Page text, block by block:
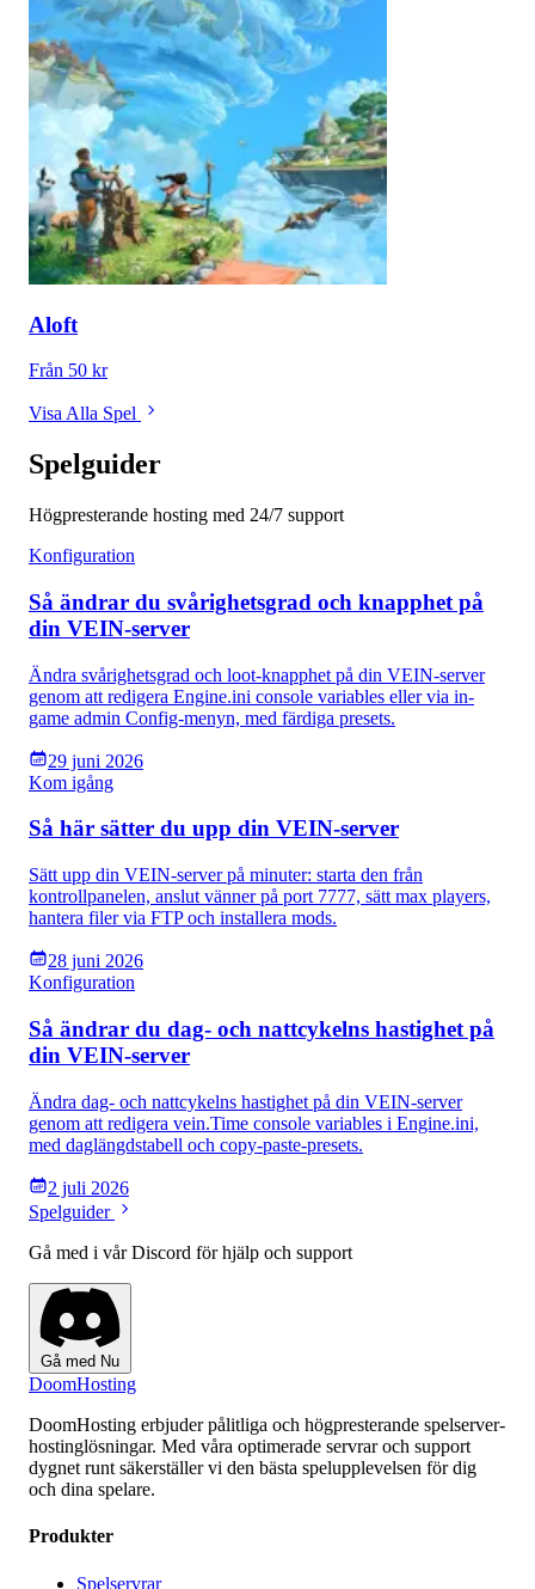
Aloft
Från 50 kr
Visa Alla Spel
Spelguider
Högpresterande hosting med 24/7 support
Konfiguration
Så ändrar du svårighetsgrad och knapphet på
din VEIN-server
Ändra svårighetsgrad och loot-knapphet på din VEIN-server
genom att redigera Engine.ini console variables eller via in-
game admin Config-menyn, med färdiga presets.
29 juni 2026
Kom igång
Så här sätter du upp din VEIN-server
Sätt upp din VEIN-server på minuter: starta den från
kontrollpanelen, anslut vänner på port 7777, sätt max players,
hantera filer via FTP och installera mods.
28 juni 2026
Konfiguration
Så ändrar du dag- och nattcykelns hastighet på
din VEIN-server
Ändra dag- och nattcykelns hastighet på din VEIN-server
genom att redigera vein.Time console variables i Engine.ini,
med daglängdstabell och copy-paste-presets.
2 juli 2026
Spelguider
Gå med i vår Discord för hjälp och support
Gå med Nu
DoomHosting
DoomHosting erbjuder pålitliga och högpresterande spelserver-
hostinglösningar. Med våra optimerade servrar och support
dygnet runt säkerställer vi den bästa spelupplevelsen för dig
och dina spelare.
Produkter
Spelservrar